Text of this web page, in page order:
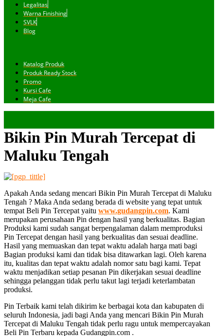
Legalitas
Warna Finishing
SVLK
Blog
Katalog Produk
Produk Ready Stock
Promo
Kursi Cafe
Meja Cafe
Bikin Pin Murah Tercepat di
Maluku Tengah
Apakah Anda sedang mencari Bikin Pin Murah Tercepat di Maluku
Tengah ? Maka Anda sedang berada di website yang tepat untuk
tempat Beli Pin Tercepat yaitu www.gudangpin.com. Kami
merupakan perusahaan Pin dengan hasil yang berkualitas. Bagian
Produksi kami sudah sangat berpengalaman dalam memproduksi
Pin Tercepat dengan hasil yang berkualitas dan sesuai deadline.
Hasil yang memuaskan dan tepat waktu adalah harga mati bagi
Bagian produksi kami dan tidak bisa ditawarkan lagi. Oleh karena
itu, kualitas dan tepat waktu adalah nomor satu bagi kami. Tepat
waktu menjadikan setiap pesanan Pin dikerjakan sesuai deadline
sehingga pelanggan tidak perlu takut lagi terjadi keterlambatan
produksi.
Pin Terbaik kami telah dikirim ke berbagai kota dan kabupaten di
seluruh Indonesia, jadi bagi Anda yang mencari Bikin Pin Murah
Tercepat di Maluku Tengah tidak perlu ragu untuk mempercayakan
Beli Pin Terbaru kepada Gudangpin.com .